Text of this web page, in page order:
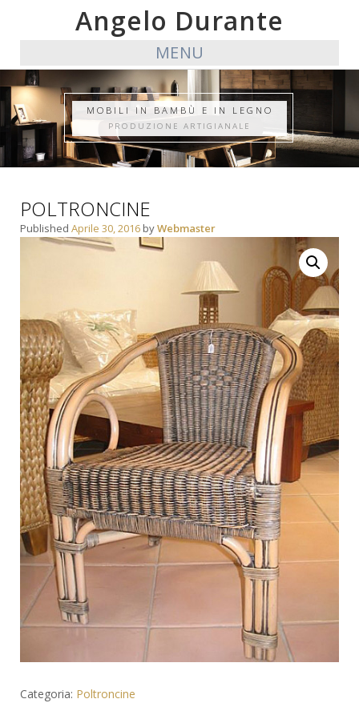
Angelo Durante
MENU
MOBILI IN BAMBÙ E IN LEGNO
PRODUZIONE ARTIGIANALE
POLTRONCINE
Published Aprile 30, 2016 byWebmaster
Categoria: Poltroncine